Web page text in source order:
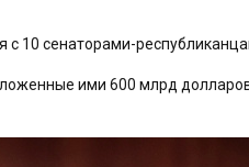
10 сенаторами-
ими 600 млрд